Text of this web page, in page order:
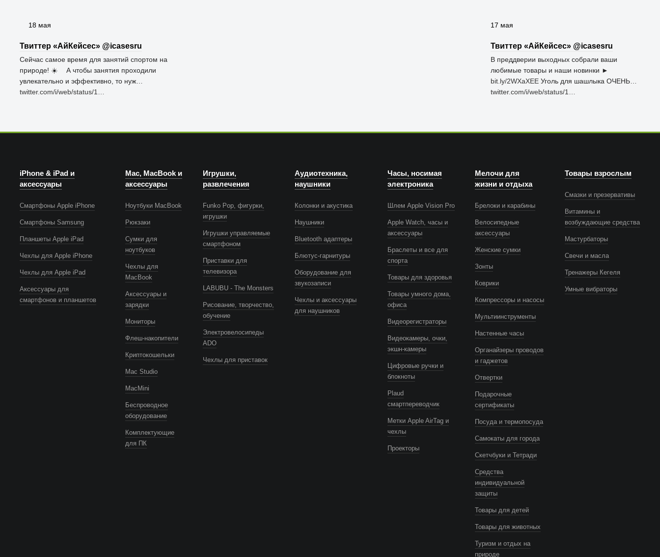
17 мая
Твиттер «АйКейсес» ‏@icasesru
В преддверии выходных собрали ваши
любимые товары и наши новинки ►
bit.ly/2WXaXEE Уголь для шашлыка ОЧЕНЬ…
twitter.com/i/web/status/1…
18 мая
Твиттер «АйКейсес» ‏@icasesru
Сейчас самое время для занятий спортом на
природе! ☀️ ⠀ А чтобы занятия проходили
увлекательно и эффективно, то нуж…
twitter.com/i/web/status/1…
iPhone & iPad и
аксессуары
Смартфоны Apple iPhone
Смартфоны Samsung
Планшеты Apple iPad
Чехлы для Apple iPhone
Чехлы для Apple iPad
Аксессуары для
смартфонов и планшетов
Mac, MacBook и
аксессуары
Ноутбуки MacBook
Рюкзаки
Сумки для
ноутбуков
Чехлы для
MacBook
Аксессуары и
зарядки
Мониторы
Флеш-накопители
Криптокошельки
Mac Studio
MacMini
Беспроводное
оборудование
Комплектующие
для ПК
Игрушки,
развлечения
Funko Pop, фигурки,
игрушки
Игрушки управляемые
смартфоном
Приставки для
телевизора
LABUBU - The Monsters
Рисование, творчество,
обучение
Электровелосипеды
ADO
Чехлы для приставок
Аудиотехника,
наушники
Колонки и акустика
Наушники
Bluetooth адаптеры
Блютус-гарнитуры
Оборудование для
звукозаписи
Чехлы и аксессуары
для наушников
Часы, носимая
электроника
Шлем Apple Vision Pro
Apple Watch, часы и
аксессуары
Браслеты и все для
спорта
Товары для здоровья
Товары умного дома,
офиса
Видеорегистраторы
Видеокамеры, очки,
экшн-камеры
Цифровые ручки и
блокноты
Plaud
смартпереводчик
Метки Apple AirTag и
чехлы
Проекторы
Мелочи для
жизни и отдыха
Брелоки и карабины
Велосипедные
аксессуары
Женские сумки
Зонты
Коврики
Компрессоры и насосы
Мультиинструменты
Настенные часы
Органайзеры проводов
и гаджетов
Отвертки
Подарочные
сертификаты
Посуда и термопосуда
Самокаты для города
Скетчбуки и Тетради
Средства
индивидуальной
защиты
Товары для детей
Товары для животных
Туризм и отдых на
природе
Товары взрослым
Смазки и презервативы
Витамины и
возбуждающие средства
Мастурбаторы
Свечи и масла
Тренажеры Кегеля
Умные вибраторы